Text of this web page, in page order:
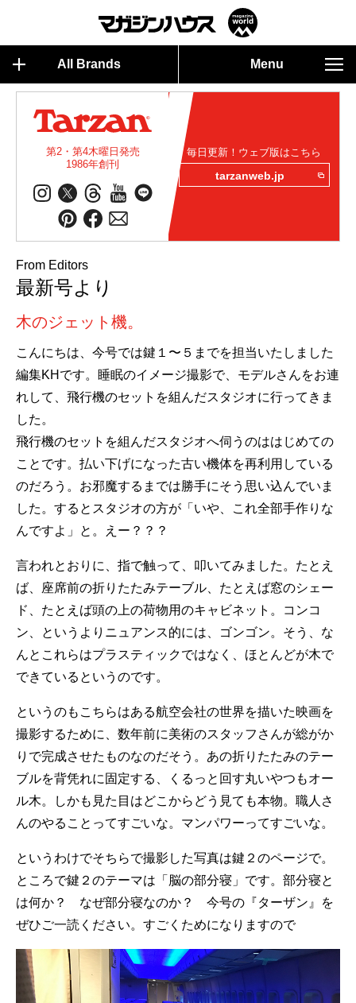
All Brands Menu
第2・第4木曜日発売
1986年創刊
毎日更新！ウェブ版はこちら
tarzanweb.jp
From Editors
最新号より
木のジェット機。
こんにちは、今号では鍵１〜５までを担当いたしました
編集KHです。睡眠のイメージ撮影で、モデルさんをお連
れして、飛行機のセットを組んだスタジオに行ってきま
した。
飛行機のセットを組んだスタジオへ伺うのははじめての
ことです。払い下げになった古い機体を再利用している
のだろう。お邪魔するまでは勝手にそう思い込んでいま
した。するとスタジオの方が「いや、これ全部手作りな
んですよ」と。えー？？？
言われとおりに、指で触って、叩いてみました。たとえ
ば、座席前の折りたたみテーブル、たとえば窓のシェー
ド、たとえば頭の上の荷物用のキャビネット。コンコ
ン、というよりニュアンス的には、ゴンゴン。そう、な
んとこれらはプラスティックではなく、ほとんどが木で
できているというのです。
というのもこちらはある航空会社の世界を描いた映画を
撮影するために、数年前に美術のスタッフさんが総がか
りで完成させたものなのだそう。あの折りたたみのテー
ブルを背凭れに固定する、くるっと回す丸いやつもオー
ル木。しかも見た目はどこからどう見ても本物。職人さ
んのやることってすごいな。マンパワーってすごいな。
というわけでそちらで撮影した写真は鍵２のページで。
ところで鍵２のテーマは「脳の部分寝」です。部分寝と
は何か？ なぜ部分寝なのか？ 今号の『ターザン』を
ぜひご一読ください。すごくためになりますので